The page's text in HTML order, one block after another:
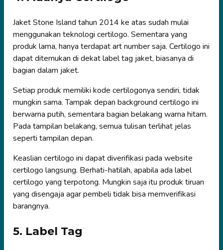
Jaket Stone Island tahun 2014 ke atas sudah mulai
menggunakan teknologi certilogo. Sementara yang
produk lama, hanya terdapat art number saja. Certilogo ini
dapat ditemukan di dekat label tag jaket, biasanya di
bagian dalam jaket.
Setiap produk memiliki kode certilogonya sendiri, tidak
mungkin sama. Tampak depan background certilogo ini
berwarna putih, sementara bagian belakang warna hitam.
Pada tampilan belakang, semua tulisan terlihat jelas
seperti tampilan depan.
Keaslian certilogo ini dapat diverifikasi pada website
certilogo langsung. Berhati-hatilah, apabila ada label
certilogo yang terpotong. Mungkin saja itu produk tiruan
yang disengaja agar pembeli tidak bisa memverifikasi
barangnya.
5. Label Tag